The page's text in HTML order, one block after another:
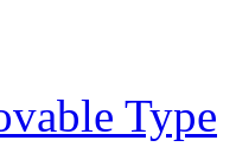
Type